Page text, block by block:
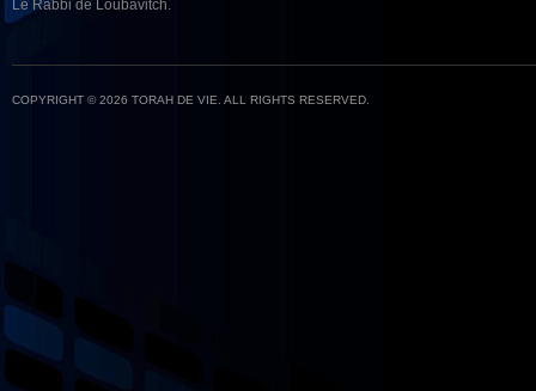
Le Rabbi de Loubavitch.
COPYRIGHT © 2026 TORAH DE VIE. ALL RIGHTS RESERVED.